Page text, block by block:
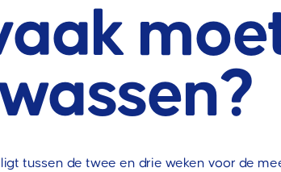
tussen de twee en drie weken voor de